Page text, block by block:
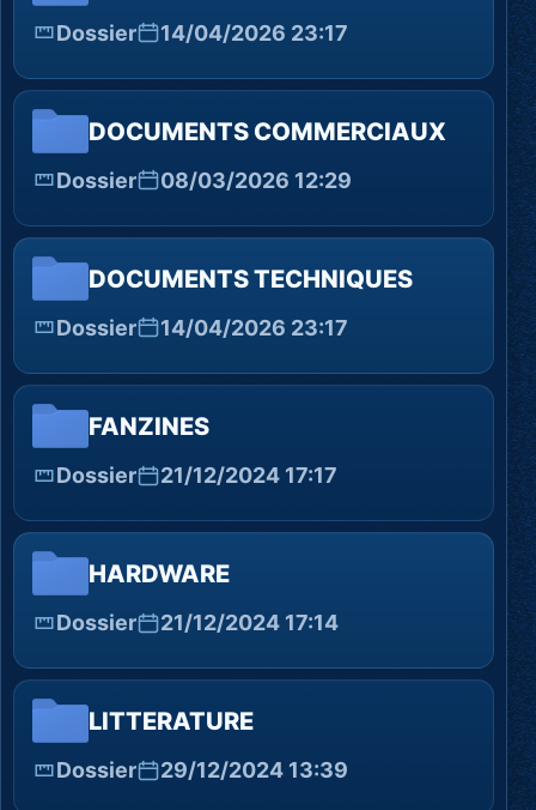
Dossier 14/04/2026 23:17
DOCUMENTS COMMERCIAUX
Dossier 08/03/2026 12:29
DOCUMENTS TECHNIQUES
Dossier 14/04/2026 23:17
FANZINES
Dossier 21/12/2024 17:17
HARDWARE
Dossier 21/12/2024 17:14
LITTERATURE
Dossier 29/12/2024 13:39